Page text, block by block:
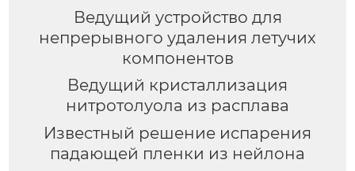
Ведущий устройство для
непрерывного удаления летучих
компонентов
Ведущий кристаллизация
нитротолуола из расплава
Известный решение испарения
падающей пленки из нейлона